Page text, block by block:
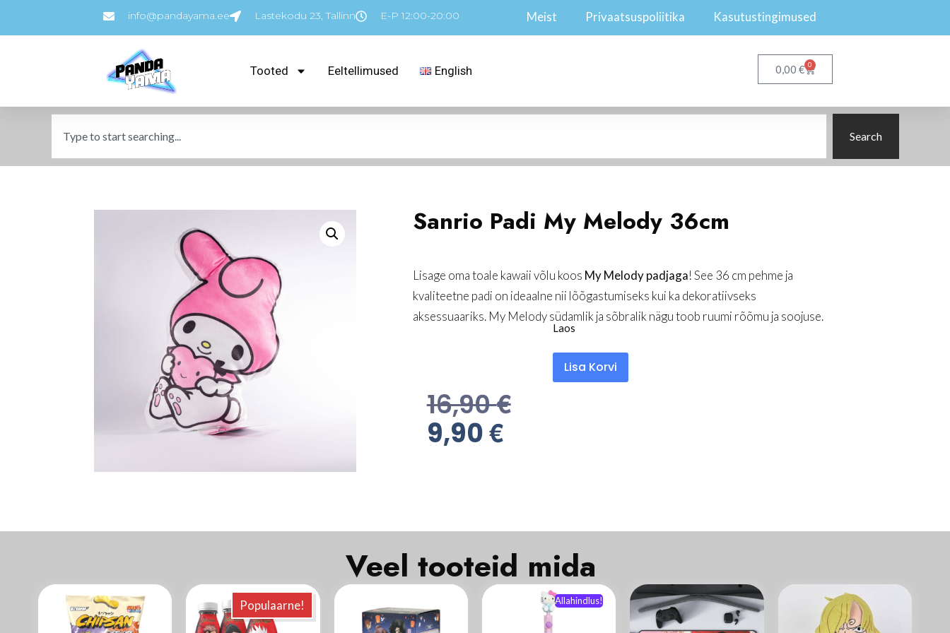
info@pandayama.ee Lastekodu 23, Tallinn E-P 12:00-20:00 Meist Privaatsuspoliitika Kasutustingimused
Tooted Eeltellimused English 0,00€ 0
Search
Sanrio Padi My Melody 36cm
Lisage oma toale kawaii võlu koos My Melody padjaga! See 36 cm pehme ja
kvaliteetne padi on ideaalne nii lõõgastumiseks kui ka dekoratiivseks
aksessuaariks. My Melody südamlik ja sõbralik nägu toob ruumi rõõmu ja soojuse.
16,90€
9,90€
Laos
Lisa Korvi
Veel tooteid mida
Populaarne! Allahindlus!